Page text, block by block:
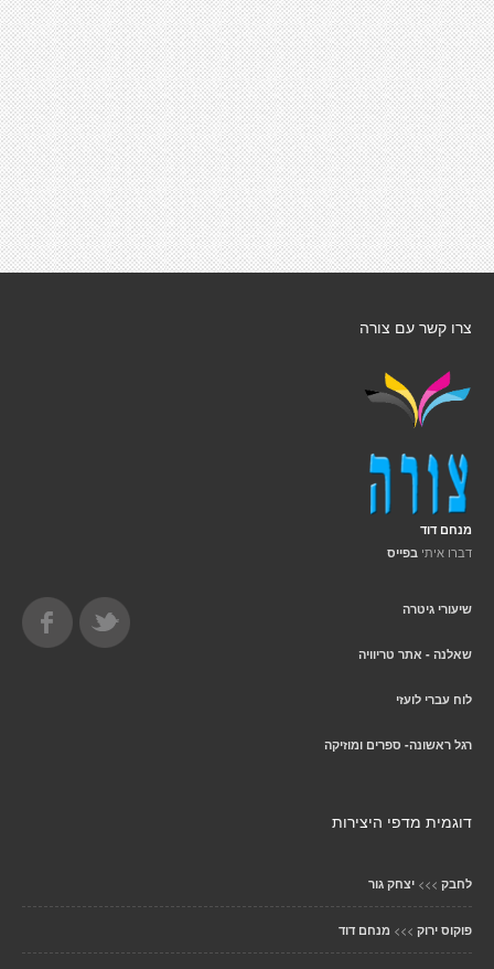
צרו קשר עם צורה
מנחם דוד
דברו איתי בפייס
שיעורי גיטרה
שאלנה - אתר טריוויה
לוח עברי לועזי
רגל ראשונה- ספרים ומוזיקה
דוגמית מדפי היצירות
לחבק >>> יצחק גור
פוקוס ירוק >>> מנחם דוד